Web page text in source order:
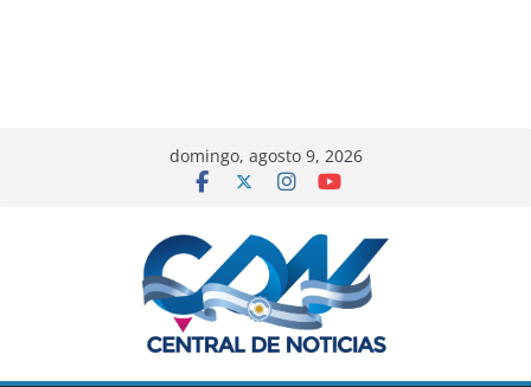
domingo, agosto 9, 2026